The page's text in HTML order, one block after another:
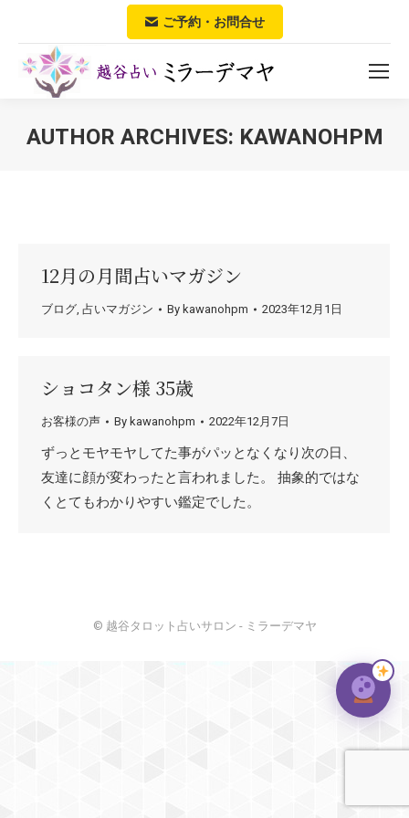
ご予約・お問合せ
AUTHOR ARCHIVES: KAWANOHPM
12月の月間占いマガジン
ブログ, 占いマガジン By kawanohpm 2023年12月1日
ショコタン様 35歳
お客様の声 By kawanohpm 2022年12月7日
ずっとモヤモヤしてた事がパッとなくなり次の日、
友達に顔が変わったと言われました。 抽象的ではな
くとてもわかりやすい鑑定でした。
© 越谷タロット占いサロン - ミラーデマヤ